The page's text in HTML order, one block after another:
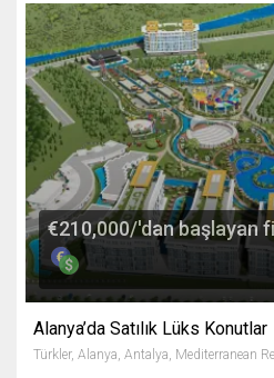
€210,000/'dan başlayan
Alanya’da Satılık Lüks Konutlar